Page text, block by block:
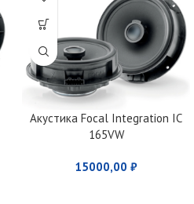
Акустика Focal Integration IC
165VW
15000,00 ₽